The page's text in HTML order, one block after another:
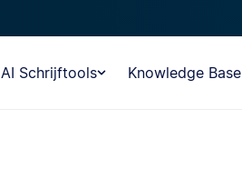
AI Schrijftools Knowledge Base